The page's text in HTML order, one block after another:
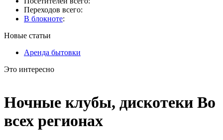
Переходов всего:
В блокноте:
Новые статьи
Аренда бытовки
Это интересно
Ночные клубы, дискотеки Во
всех регионах